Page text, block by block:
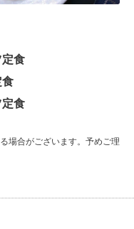
定食
食
定食
場合がございます。予めご理